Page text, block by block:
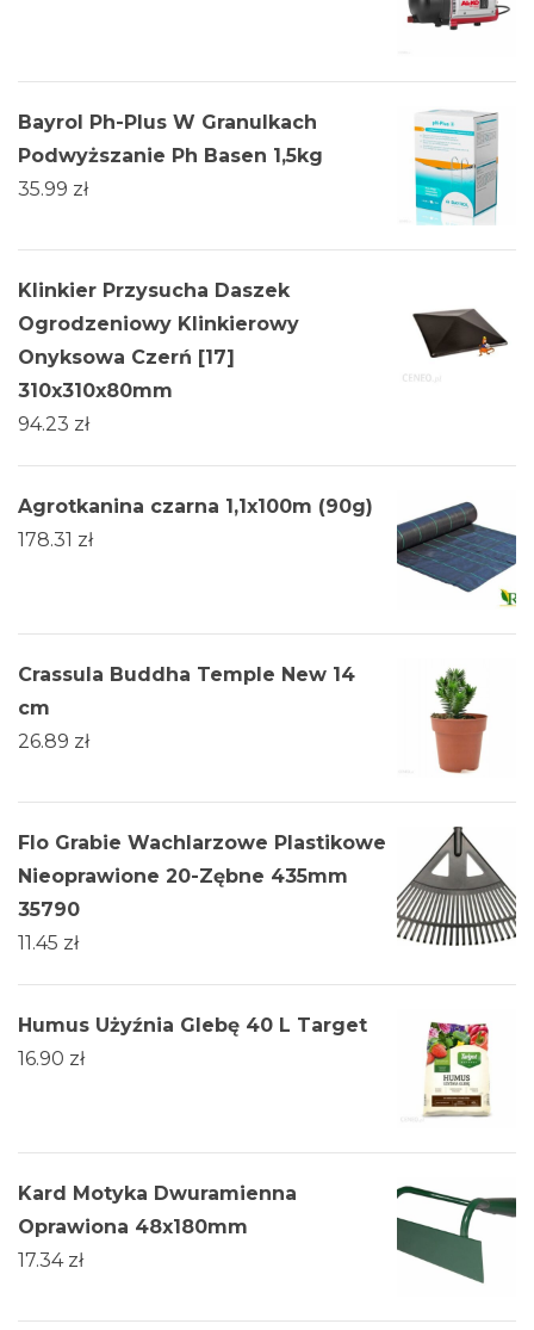
Bayrol Ph-Plus W Granulkach
Podwyższanie Ph Basen 1,5kg
35.99 zł
Klinkier Przysucha Daszek
Ogrodzeniowy Klinkierowy
Onyksowa Czerń [17]
310x310x80mm
94.23 zł
Agrotkanina czarna 1,1x100m (90g)
178.31 zł
Crassula Buddha Temple New 14
cm
26.89 zł
Flo Grabie Wachlarzowe Plastikowe
Nieoprawione 20-Zębne 435mm
35790
11.45 zł
Humus Użyźnia Glebę 40 L Target
16.90 zł
Kard Motyka Dwuramienna
Oprawiona 48x180mm
17.34 zł